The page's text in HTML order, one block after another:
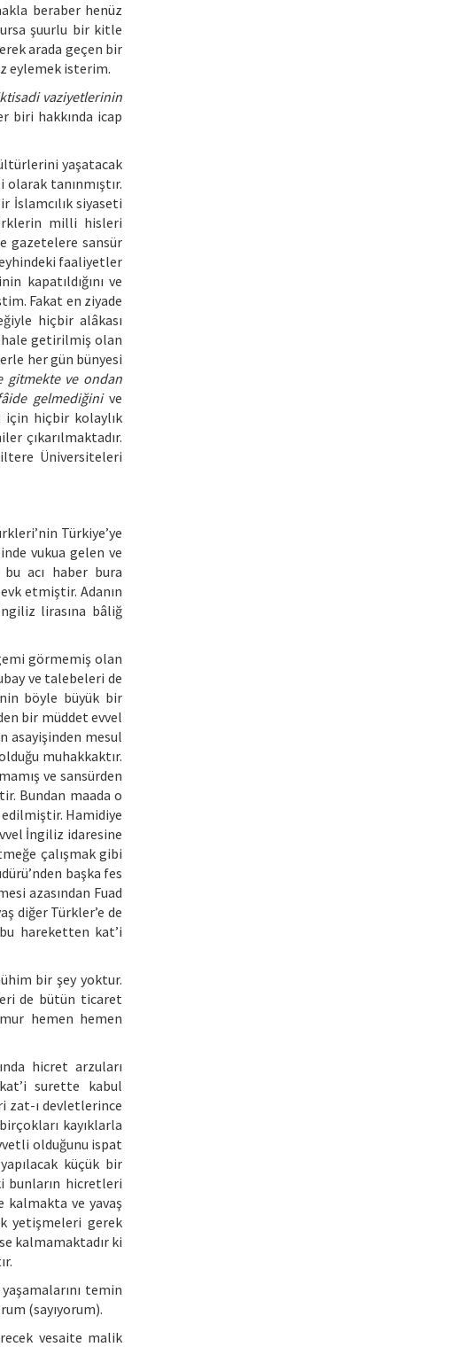
beraber henüz
şuurlu bir kitle
arada geçen bir
eylemek isterim.
vaziyetlerinin
biri hakkında icap
yaşatacak
tanınmıştır.
İslamcılık siyaseti
milli hisleri
gazetelere sansür
faaliyetler
kapatıldığını ve
Fakat en ziyade
hiçbir alâkası
getirilmiş olan
her gün bünyesi
gitmekte ve ondan
gelmediğinive
için hiçbir kolaylık
çıkarılmaktadır.
Üniversiteleri
Türkiye’ye
vukua gelen ve
acı haber bura
etmiştir. Adanın
lirasına bâliğ
görmemiş olan
ve talebeleri de
böyle büyük bir
bir müddet evvel
asayişinden mesul
muhakkaktır.
ve sansürden
Bundan maada o
Hamidiye
İngiliz idaresine
çalışmak gibi
başka fes
azasından Fuad
diğer Türkler’e de
hareketten kat’i
bir şey yoktur.
de bütün ticaret
hemen hemen
hicret arzuları
surette kabul
zat-ı devletlerince
kayıklarla
olduğunu ispat
küçük bir
bunların hicretleri
kalmakta ve yavaş
yetişmeleri gerek
kalmamaktadır ki
temin
(sayıyorum).
vesaite malik